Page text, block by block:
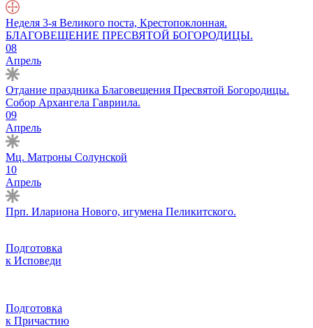
Неделя 3-я Великого поста, Крестопоклонная.
БЛАГОВЕЩЕНИЕ ПРЕСВЯТОЙ БОГОРОДИЦЫ.
08
Апрель
Отдание праздника Благовещения Пресвятой Богородицы.
Собор Архангела Гавриила.
09
Апрель
Мц. Матроны Солунской
10
Апрель
Прп. Илариона Нового, игумена Пеликитского.
Подготовка
к Исповеди
Подготовка
к Причастию